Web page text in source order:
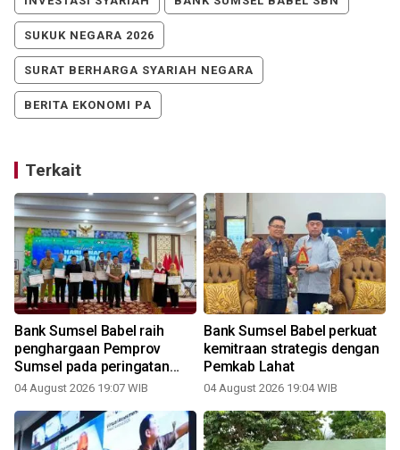
SUKUK NEGARA 2026
SURAT BERHARGA SYARIAH NEGARA
BERITA EKONOMI PA
Terkait
Bank Sumsel Babel raih
penghargaan Pemprov
Sumsel pada peringatan
Hari Anak Nasional 2026
04 August 2026 19:07 WIB
Bank Sumsel Babel perkuat
kemitraan strategis dengan
Pemkab Lahat
04 August 2026 19:04 WIB